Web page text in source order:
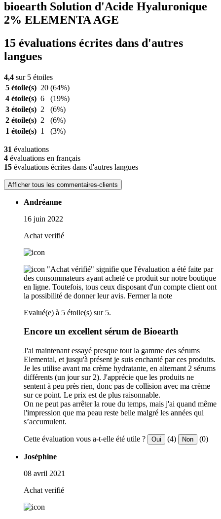
bioearth Solution d'Acide Hyaluronique
2% ELEMENTA AGE
15 évaluations écrites dans d'autres
langues
4,4 sur 5 étoiles
5 étoile(s) 20 (64%)
4 étoile(s) 6
(19%)
3 étoile(s) 2
(6%)
2 étoile(s) 2
(6%)
1 étoile(s) 1 (3%)
31 évaluations
4 évaluations en français
15 évaluations écrites dans d'autres langues
Afficher tous les commentaires-clients
Andréanne
16 juin 2022
Achat verifié
"Achat vérifié" signifie que l'évaluation a été faite par
des consommateurs ayant acheté ce produit sur notre boutique
en ligne. Toutefois, tous ceux disposant d'un compte client ont
la possibilité de donner leur avis. Fermer la note
Evalué(e) à 5 étoile(s) sur 5.
Encore un excellent sérum de Bioearth
J'ai maintenant essayé presque tout la gamme des sérums
Elemental, et jusqu'à présent je suis enchanté par ces produits.
Je les utilise avant ma crème hydratante, en alternant 2 sérums
différents (un jour sur 2). J'apprécie que les produits ne
sentent à peu près rien, donc pas de collision avec ma crème
sur ce point. Le prix est de plus raisonnable.
On ne peut pas arrêter la roue du temps, mais j'ai quand même
l'impression que ma peau reste belle malgré les années qui
s’accumulent.
Cette évaluation vous a-t-elle été utile ? Oui (4) Non (0)
Joséphine
08 avril 2021
Achat verifié